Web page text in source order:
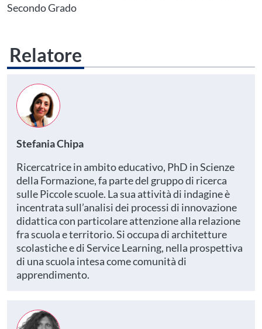
Secondo Grado
Relatore
Stefania Chipa
Ricercatrice in ambito educativo, PhD in Scienze
della Formazione, fa parte del gruppo di ricerca
sulle Piccole scuole. La sua attività di indagine è
incentrata sull’analisi dei processi di innovazione
didattica con particolare attenzione alla relazione
fra scuola e territorio. Si occupa di architetture
scolastiche e di Service Learning, nella prospettiva
di una scuola intesa come comunità di
apprendimento.